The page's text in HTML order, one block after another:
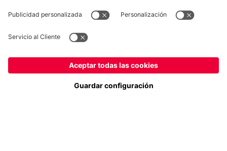
Configuración de las cookies
*Los precios incluyen el IVA y los gastos de envío
© FC Bayern München AG
FC Bayern München AG, Säbener Str. 51-57, 81547 München
Españapara entregar allí!
Globalpara entregar allí!